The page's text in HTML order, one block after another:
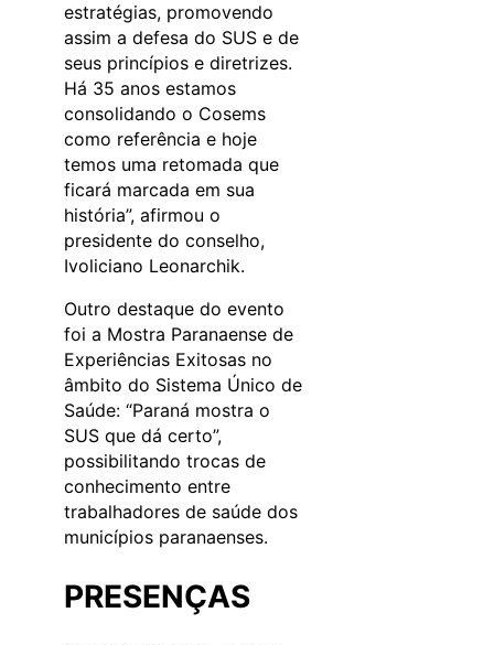
estratégias, promovendo
assim a defesa do SUS e de
seus princípios e diretrizes.
Há 35 anos estamos
consolidando o Cosems
como referência e hoje
temos uma retomada que
ficará marcada em sua
história”, afirmou o
presidente do conselho,
Ivoliciano Leonarchik.
Outro destaque do evento
foi a Mostra Paranaense de
Experiências Exitosas no
âmbito do Sistema Único de
Saúde: “Paraná mostra o
SUS que dá certo”,
possibilitando trocas de
conhecimento entre
trabalhadores de saúde dos
municípios paranaenses.
PRESENÇAS